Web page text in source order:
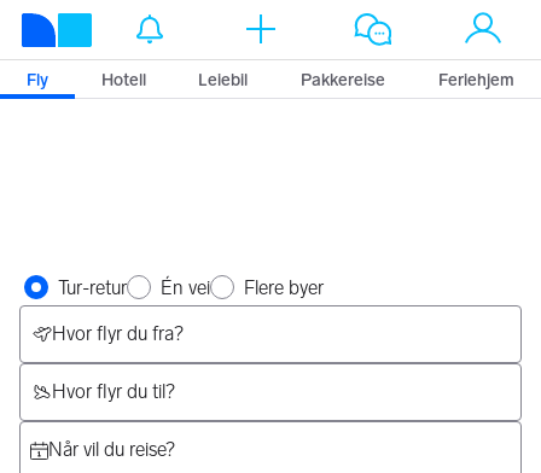
Finn billige
Fly Hotell Leiebil Pakkereise Feriehjem
Velg reise type
Tur-retur Én vei
Flere byer
Hvor flyr du fra?
Hvor flyr du til?
Når vil du reise?